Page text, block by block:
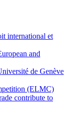
international et
and
de Genève
(ELMC)
contribute to